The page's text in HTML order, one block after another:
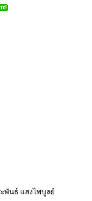
พันธ์ แสงไพบูลย์